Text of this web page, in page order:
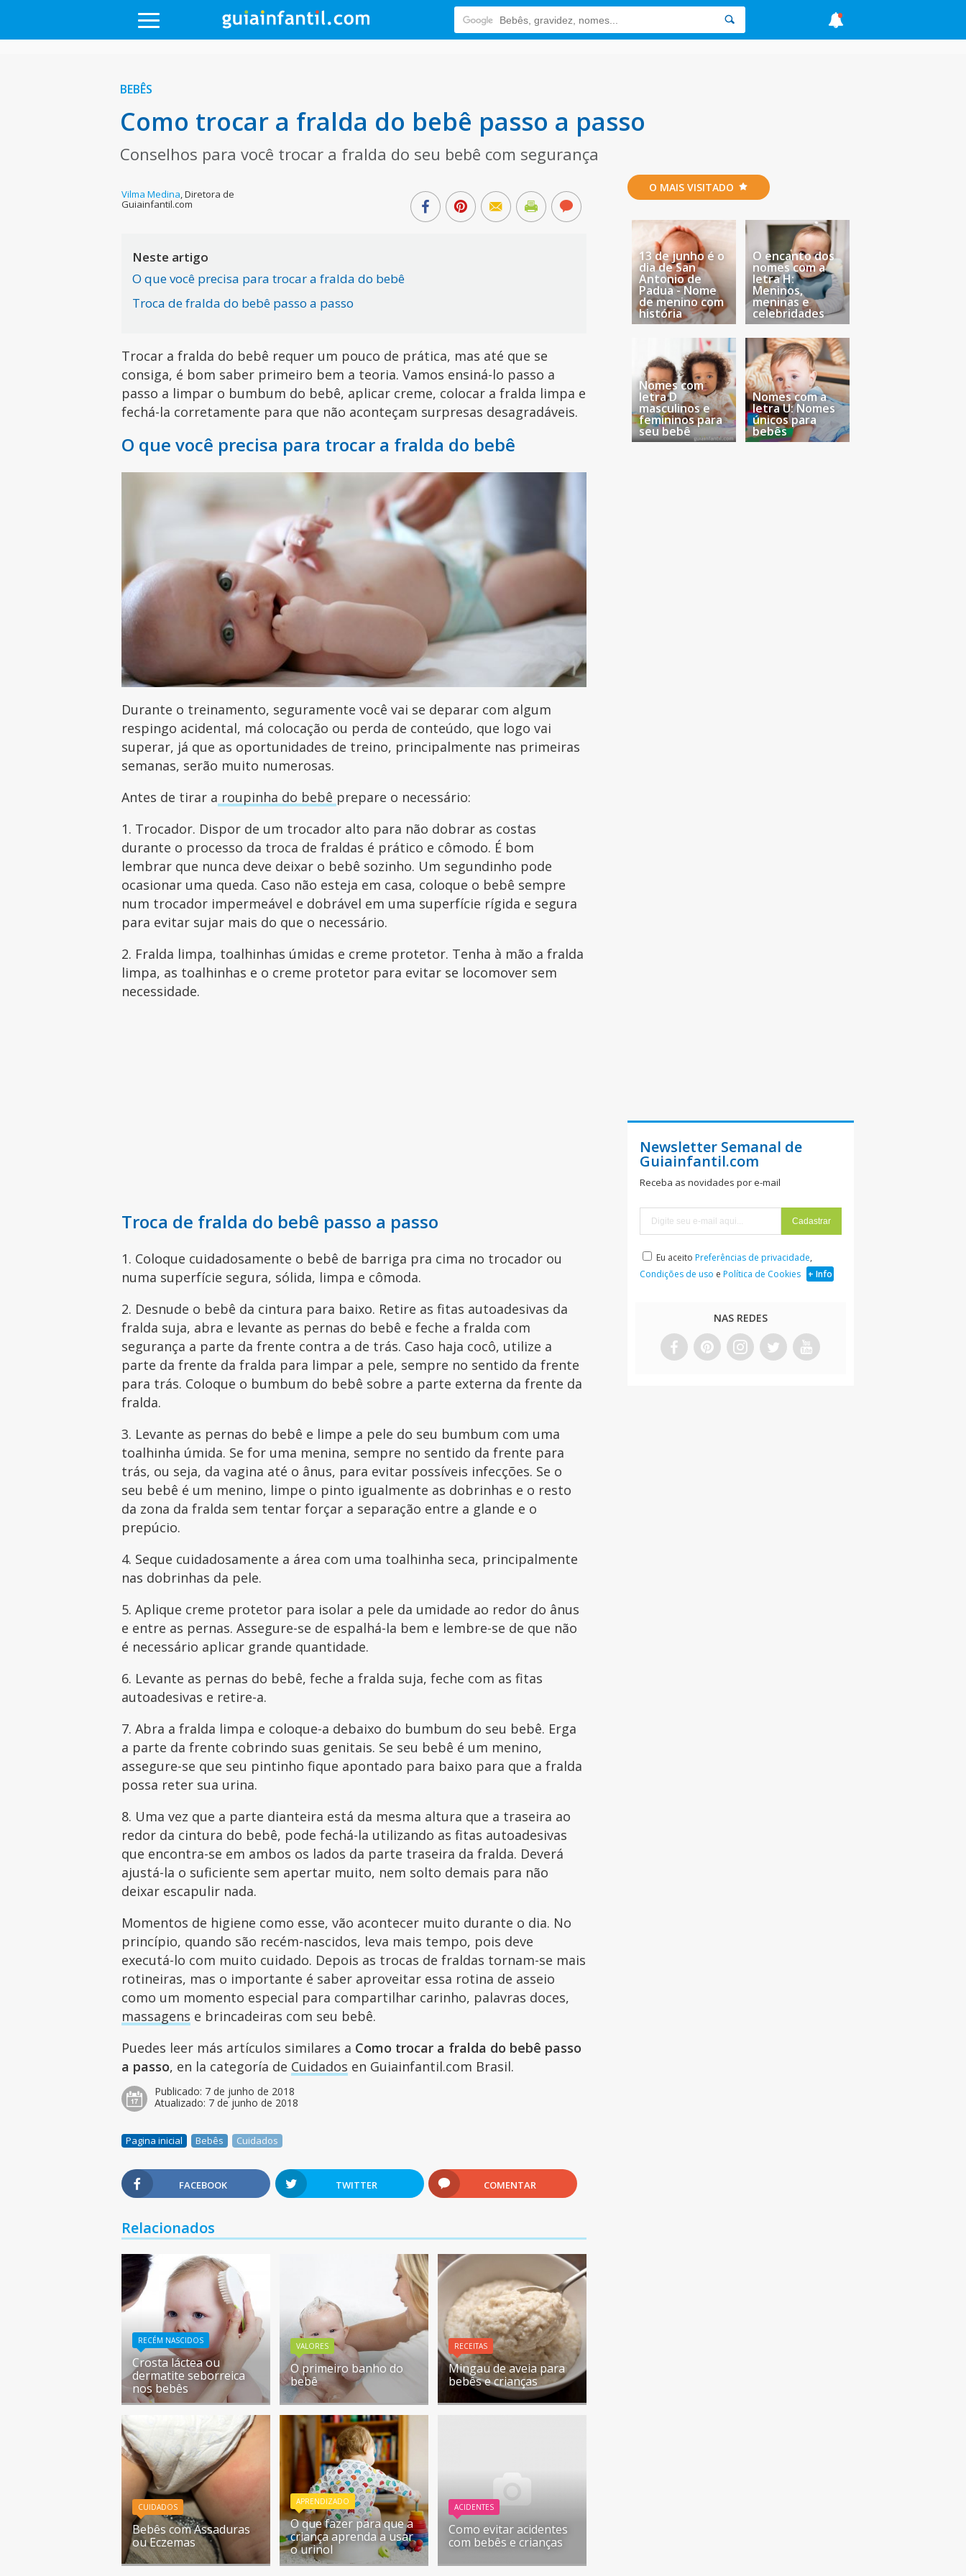
BEBÊS
Como trocar a fralda do bebê passo a passo
Conselhos para você trocar a fralda do seu bebê com segurança
Vilma Medina,Diretora de
Guiainfantil.com
Neste artigo
O que você precisa para trocar a fralda do bebê
Troca de fralda do bebê passo a passo
Trocar a fralda do bebê requer um pouco de prática, mas até que se
consiga, é bom saber primeiro bem a teoria. Vamos ensiná-lo passo a
passo a limpar o bumbum do bebê, aplicar creme, colocar a fralda limpa e
fechá-la corretamente para que não aconteçam surpresas desagradáveis.
O que você precisa para trocar a fralda do bebê
Durante o treinamento, seguramente você vai se deparar com algum
respingo acidental, má colocação ou perda de conteúdo, que logo vai
superar, já que as oportunidades de treino, principalmente nas primeiras
semanas, serão muito numerosas.
Antes de tirar a roupinha do bebê prepare o necessário:
1. Trocador. Dispor de um trocador alto para não dobrar as costas
durante o processo da troca de fraldas é prático e cômodo. É bom
lembrar que nunca deve deixar o bebê sozinho. Um segundinho pode
ocasionar uma queda. Caso não esteja em casa, coloque o bebê sempre
num trocador impermeável e dobrável em uma superfície rígida e segura
para evitar sujar mais do que o necessário.
2. Fralda limpa, toalhinhas úmidas e creme protetor. Tenha à mão a fralda
limpa, as toalhinhas e o creme protetor para evitar se locomover sem
necessidade.
Troca de fralda do bebê passo a passo
1. Coloque cuidadosamente o bebê de barriga pra cima no trocador ou
numa superfície segura, sólida, limpa e cômoda.
2. Desnude o bebê da cintura para baixo. Retire as fitas autoadesivas da
fralda suja, abra e levante as pernas do bebê e feche a fralda com
segurança a parte da frente contra a de trás. Caso haja cocô, utilize a
parte da frente da fralda para limpar a pele, sempre no sentido da frente
para trás. Coloque o bumbum do bebê sobre a parte externa da frente da
fralda.
3. Levante as pernas do bebê e limpe a pele do seu bumbum com uma
toalhinha úmida. Se for uma menina, sempre no sentido da frente para
trás, ou seja, da vagina até o ânus, para evitar possíveis infecções. Se o
seu bebê é um menino, limpe o pinto igualmente as dobrinhas e o resto
da zona da fralda sem tentar forçar a separação entre a glande e o
prepúcio.
4. Seque cuidadosamente a área com uma toalhinha seca, principalmente
nas dobrinhas da pele.
5. Aplique creme protetor para isolar a pele da umidade ao redor do ânus
e entre as pernas. Assegure-se de espalhá-la bem e lembre-se de que não
é necessário aplicar grande quantidade.
6. Levante as pernas do bebê, feche a fralda suja, feche com as fitas
autoadesivas e retire-a.
7. Abra a fralda limpa e coloque-a debaixo do bumbum do seu bebê. Erga
a parte da frente cobrindo suas genitais. Se seu bebê é um menino,
assegure-se que seu pintinho fique apontado para baixo para que a fralda
possa reter sua urina.
8. Uma vez que a parte dianteira está da mesma altura que a traseira ao
redor da cintura do bebê, pode fechá-la utilizando as fitas autoadesivas
que encontra-se em ambos os lados da parte traseira da fralda. Deverá
ajustá-la o suficiente sem apertar muito, nem solto demais para não
deixar escapulir nada.
Momentos de higiene como esse, vão acontecer muito durante o dia. No
princípio, quando são recém-nascidos, leva mais tempo, pois deve
executá-lo com muito cuidado. Depois as trocas de fraldas tornam-se mais
rotineiras, mas o importante é saber aproveitar essa rotina de asseio
como um momento especial para compartilhar carinho, palavras doces,
massagens e brincadeiras com seu bebê.
Puedes leer más artículos similares a Como trocar a fralda do bebê passo
a passo, en la categoría de Cuidados en Guiainfantil.com Brasil.
Publicado: 7 de junho de 2018
Atualizado: 7 de junho de 2018
Pagina inicial Bebês Cuidados
FACEBOOK TWITTER COMENTAR
Relacionados
RECÉM NASCIDOS
Crosta láctea ou
dermatite seborreica
nos bebês
VALORES
O primeiro banho do
bebê
RECEITAS
Mingau de aveia para
bebês e crianças
CUIDADOS
Bebês com Assaduras
ou Eczemas
APRENDIZADO
O que fazer para que a
criança aprenda a usar
o urinol
ACIDENTES
Como evitar acidentes
com bebês e crianças
O MAIS VISITADO
13 de junho é o
dia de San
Antonio de
Padua - Nome
de menino com
história
O encanto dos
nomes com a
letra H:
Meninos,
meninas e
celebridades
Nomes com
letra D
masculinos e
femininos para
seu bebê
Nomes com a
letra U: Nomes
únicos para
bebês
Newsletter Semanal de
Guiainfantil.com
Receba as novidades por e-mail
Eu aceito Preferências de privacidade,
Condições de uso e Política de Cookies + Info
NAS REDES